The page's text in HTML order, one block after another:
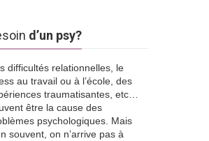
d’un psy?
difficultés relationnelles, le
au travail ou à l’école, des
traumatisantes, etc…
être la cause des
psychologiques. Mais
souvent, on n’arrive pas à